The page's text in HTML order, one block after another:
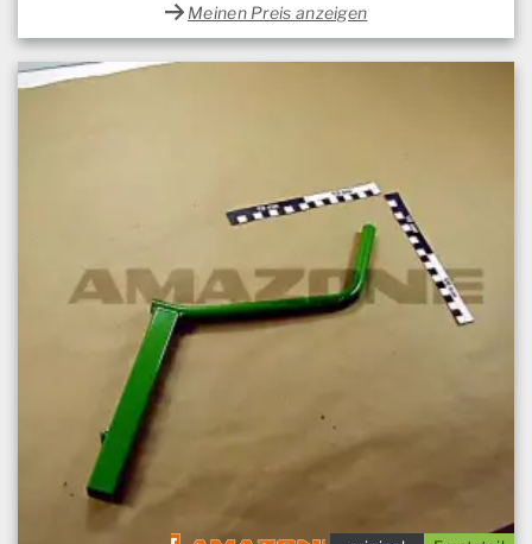
Meinen Preis anzeigen